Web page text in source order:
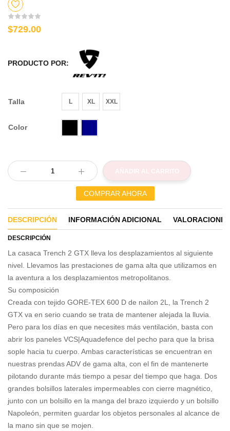
$729.00
PRODUCTO POR:
Talla L XL XXL
Color
COMPRAR AHORA
DESCRIPCIÓN INFORMACIÓN ADICIONAL
DESCRIPCIÓN
La casaca Trench 2 GTX lleva los desplazamientos al siguiente
nivel. Llevamos las prestaciones de gama alta que utilizamos en
la aventura a los desplazamientos metropolitanos.
Su composición
Creada con tejido GORE-TEX 600 D de nailon 2L, la Trench 2
GTX va en serio cuando se trata de mantener alejada la lluvia.
Pero para los días en que necesites más ventilación, basta con
abrir los paneles VCS|Aquadefence del pecho para que la brisa
sople hacia tu cuerpo. Ambas características se encuentran en
nuestras prendas ADV de gama alta, con el fin de mantenerte
pilotando durante más tiempo a pesar del tiempo que haga. Dos
grandes bolsillos laterales impermeables con cierre magnético,
junto con un bolsillo en la manga del brazo izquierdo y un bolsillo
Napoleón, permiten guardar los objetos personales al alcance de
la mano sin que se mojen.